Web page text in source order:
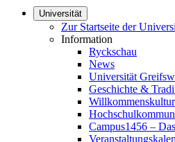
Universität
Zur Startseite der
Information
Ryckschau
News
Universität
Geschichte &
Willkommenskultur
Campus1456 –